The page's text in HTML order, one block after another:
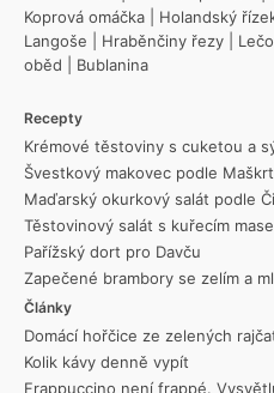
Koprová omáčka
Holandský
Langoše
Hraběnčiny řezy Lečo
oběd
Bublanina
Recepty
Krémové těstoviny s cuketou a
Švestkový makovec podle
Maďarský okurkový salát podle
Těstovinový salát s kuřecím
Pařížský dort pro Davču
Zapečené brambory se zelím a
Články
Domácí hořčice ze zelených
Kolik kávy denně vypít
Frappuccino není frappé.